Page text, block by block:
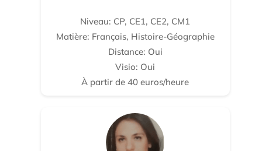
Niveau: CP, CE1, CE2, CM1
Matière: Français, Histoire-Géographie
Distance: Oui
Visio: Oui
À partir de 40 euros/heure